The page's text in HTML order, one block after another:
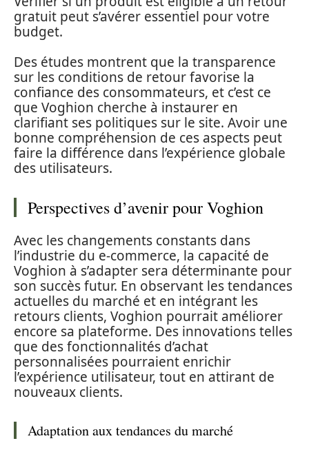
gratuit peut s’avérer essentiel pour votre
budget.
Des études montrent que la transparence
sur les conditions de retour favorise la
confiance des consommateurs, et c’est ce
que Voghion cherche à instaurer en
clarifiant ses politiques sur le site. Avoir une
bonne compréhension de ces aspects peut
faire la différence dans l’expérience globale
des utilisateurs.
Perspectives d’avenir pour Voghion
Avec les changements constants dans
l’industrie du e-commerce, la capacité de
Voghion à s’adapter sera déterminante pour
son succès futur. En observant les tendances
actuelles du marché et en intégrant les
retours clients, Voghion pourrait améliorer
encore sa plateforme. Des innovations telles
que des fonctionnalités d’achat
personnalisées pourraient enrichir
l’expérience utilisateur, tout en attirant de
nouveaux clients.
Adaptation aux tendances du marché